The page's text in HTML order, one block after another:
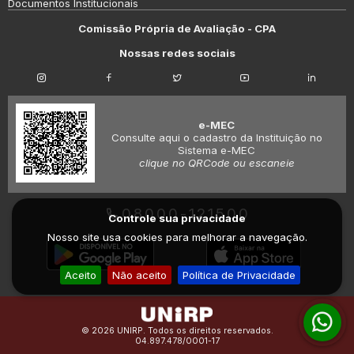
Controle sua privacidade
Nosso site usa cookies para melhorar a navegação.
Aceito Não aceito Política de Privacidade
Documentos Institucionais
Comissão Própria de Avaliação - CPA
Nossas redes sociais
e-MEC
Consulte aqui o cadastro da Instituição no
Sistema e-MEC
clique no QRCode ou escaneie
08000-121500
© 2026 UNIRP. Todos os direitos reservados.
04.897.478/0001-17